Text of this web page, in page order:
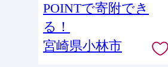
POINTで寄附でき
る！
宮崎県小林市